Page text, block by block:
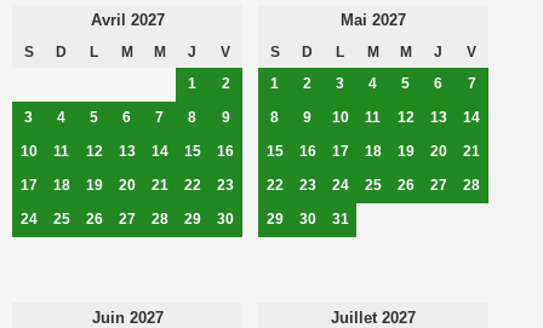
Avril 2027
S D L M M J
V
1
2
3
4 5 6 7 8
9
10
11 12 13 14 15
16
17
18 19 20 21 22
23
24
25 26 27 28 29 30
Mai 2027
S D L M M J
V
1
2 3 4 5 6
7
8
9 10 11 12 13
14
15
16 17 18 19 20
21
22
23 24 25 26 27
28
29
30 31
Juin 2027 Juillet 2027